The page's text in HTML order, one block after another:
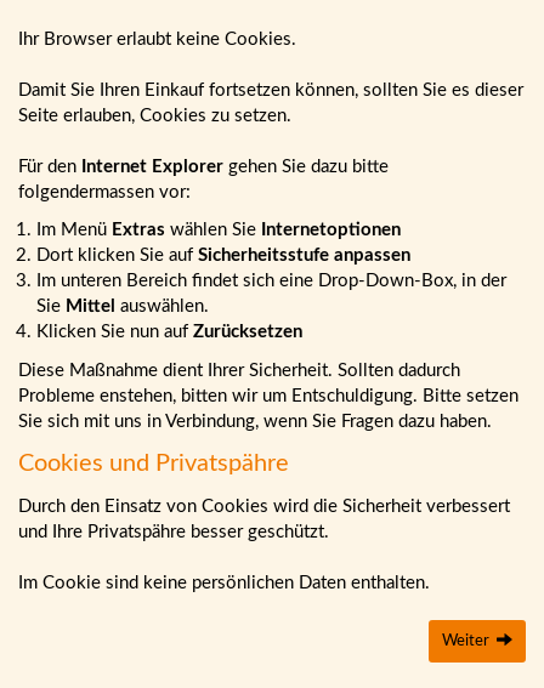
Ihr Browser erlaubt keine Cookies.
Damit Sie Ihren Einkauf fortsetzen können, sollten Sie es dieser
Seite erlauben, Cookies zu setzen.
Für den Internet Explorer gehen Sie dazu bitte
folgendermassen vor:
Im Menü Extras wählen Sie Internetoptionen
Dort klicken Sie auf Sicherheitsstufe anpassen
Im unteren Bereich findet sich eine Drop-Down-Box, in der
Sie Mittel auswählen.
Klicken Sie nun auf Zurücksetzen
Diese Maßnahme dient Ihrer Sicherheit. Sollten dadurch
Probleme enstehen, bitten wir um Entschuldigung. Bitte setzen
Sie sich mit uns in Verbindung, wenn Sie Fragen dazu haben.
Cookies und Privatspähre
Durch den Einsatz von Cookies wird die Sicherheit verbessert
und Ihre Privatspähre besser geschützt.
Im Cookie sind keine persönlichen Daten enthalten.
Weiter